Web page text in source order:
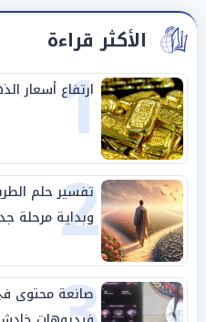
الأكثر قراءة
1
ارتفاع أسعار
2
تفسير حلم
وبداية مرحلة
صانعة محتوى